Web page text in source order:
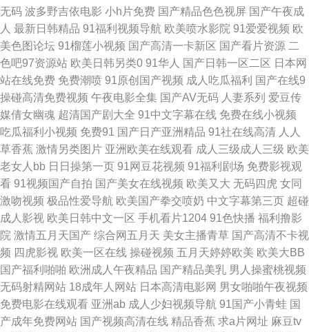
满熟妇人妻一区 色久导航 91超碰碰在线 91亚洲色图在线 成人色导航在线 久
草视频福利资源在线 日韩色色网站 亚洲久草视频网 91福利影院导航 成人影
音先锋免费视频 久久激情一区 色悠悠亚洲综合影院 福利姬在线自慰喷水 久
久婷导航 深爱网五月婷婷 在线观看下载黄 97肏屄 國产狠插日 欧美日韩黄
探花精品9区 超碰97欧美 极品美女内射91 岛国搬运工在线视频 伊人9988
91日韩欧美在线 阿v视频在线播放 欧美性爱Tv人与兽 影音先锋AV电影源 91
免费站 WWW色网 激情文学怡春院 欧美特级另类 天天干天天做 91n在线视
频观看 成人高清三级网址 女人的天堂人禽在线 亚洲欧美日韩黄色 91色搞
www色图亚洲 91黑丝视频网站 91资源总站超碰 国产91看片婬黄大片 日韩
蜜桃专区 91a网址在线 92国产在线视频 国产成人久久精品 殴美日韩大香焦
无码 波多野吉依电影 小h片免费 国产精品色色视屏 国产午夜成
人 最新日韩精品 91福利视频导航 欧美喷水影院 91爱爱视频 欧
美色图论坛 91榴莲小视频 国产高清一卡新区 国产看片资源 二
色吧97资源站 欧美日韩另类0 91华人 国产日韩一区二区 日本网
站在线免费 免费潮喷 91原创国产视频 成人吃瓜福利 国产在线9
操碰高清免费视频 午夜电影全集 国产AV无码 人妻系列 爱豆传
媒倩女幽魂 超清国产剧大全 91中文字幕在线 免费在线小视频
吃瓜福利小视频 免费91 国产日产亚洲精品 91社在线高清 人人
草香蕉 激情另类图片 亚洲欧美在线观看 成人三级成人三级 欧美
老女人bb 日日操第一页 91网豆花视频 91福利剧场 免费影视观
看 91视频国产自拍 国产美女在线视频 欧美又大 无码四虎 女同
激吻视频 极品性爱导航 欧美国产拳交喷奶 中文字幕第三页 超碰
成人影视 欧美日韩中文一区 手机看片1204 91色快播 福利撸影
院 激情五月天国产 综合网五月天 美女主播青草 国产高清不卡视
频 四虎影视 欧美一区在线 操碰视频 五月天婷婷欧美 欧美大BB
国产福利啪啪 欧洲成人午夜精品 国产精品美乳 男人操蜜桃视频
无码射精网站 18成年人网站 日本高清电影网 男女啪啪午夜视频
免费电影在线观看 亚洲ab 成人少妇视频导航 91国产小青蛙 国
产成年免费网站 国产视频高清在线 精品香蕉 求a片网址 麻豆tv